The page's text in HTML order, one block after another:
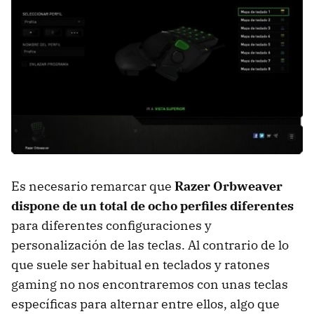
Es necesario remarcar que Razer Orbweaver
dispone de un total de ocho perfiles diferentes
para diferentes configuraciones y
personalización de las teclas. Al contrario de lo
que suele ser habitual en teclados y ratones
gaming no nos encontraremos con unas teclas
específicas para alternar entre ellos, algo que